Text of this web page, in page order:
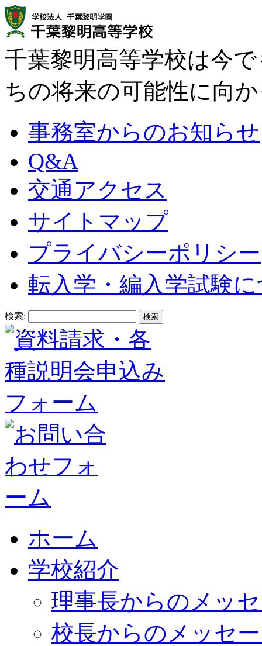
千葉黎明高等学校は今
ちの将来の可能性に向
事務室からのお知らせ
Q&A
交通アクセス
サイトマップ
プライバシーポリシー
転入学・編入学試験
検索:
ホーム
学校紹介
理事長からのメッ
校長からのメッセ